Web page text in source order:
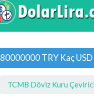
80000000 TRY Kaç
TCMB Döviz Kuru Çevirici